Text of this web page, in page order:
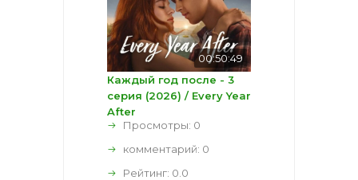
00:50:49
Каждый год после - 3
серия (2026) / Every Year
After
Просмотры: 0
комментарий: 0
Рейтинг: 0.0